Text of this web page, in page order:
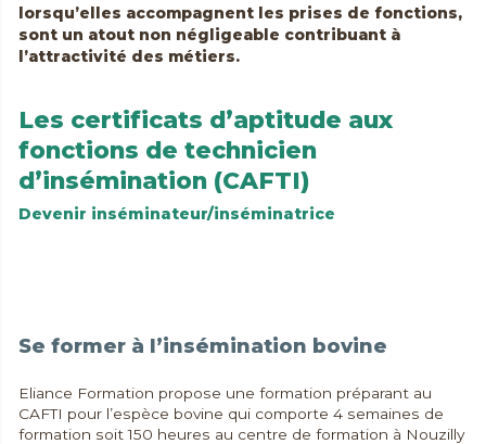
lorsqu’elles accompagnent les prises de fonctions,
sont un atout non négligeable contribuant à
l’attractivité des métiers.
Les certificats d’aptitude aux
fonctions de technicien
d’insémination (CAFTI)
Devenir inséminateur/inséminatrice
Se former à l’insémination bovine
Eliance Formation propose une formation préparant au
CAFTI pour l’espèce bovine qui comporte 4 semaines de
formation soit 150 heures au centre de formation à Nouzilly